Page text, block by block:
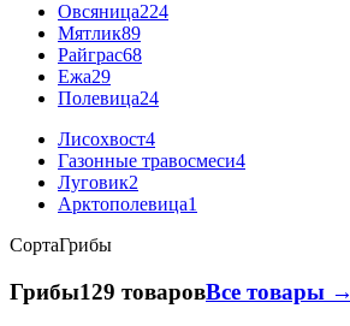
Овсяница224
Мятлик89
Райграс68
Ежа29
Полевица24
Лисохвост4
Газонные травосмеси4
Луговик2
Арктополевица1
СортаГрибы
Грибы129 товаровВсе товары →